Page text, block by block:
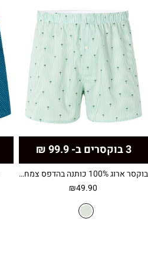
3 בוקסרים ב- 99.9 ₪
בוקסר ארוג 100% כותנה בהדפס צמחים
₪49.90